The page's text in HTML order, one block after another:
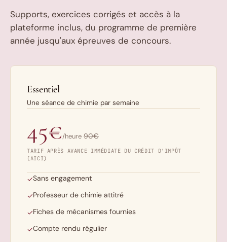
Supports, exercices corrigés et accès à la
plateforme inclus, du programme de première
année jusqu'aux épreuves de concours.
Essentiel
Une séance de chimie par semaine
45€/heure 90€
TARIF APRÈS AVANCE IMMÉDIATE DU CRÉDIT D'IMPÔT
(AICI)
✓Sans engagement
✓Professeur de chimie attitré
✓Fiches de mécanismes fournies
✓Compte rendu régulier